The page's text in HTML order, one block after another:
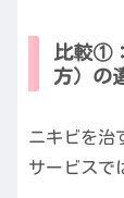
比較①
方）の
ニキビを治
サービスで